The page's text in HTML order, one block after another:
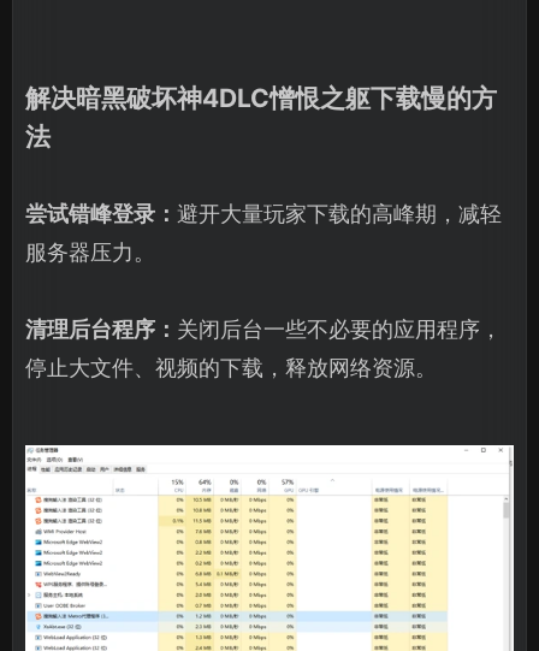
解决暗黑破坏神4DLC憎恨之躯下载慢的方
法
尝试错峰登录： 避开大量玩家下载的高峰期，减轻
服务器压力。
清理后台程序： 关闭后台一些不必要的应用程序，
停止大文件、视频的下载，释放网络资源。